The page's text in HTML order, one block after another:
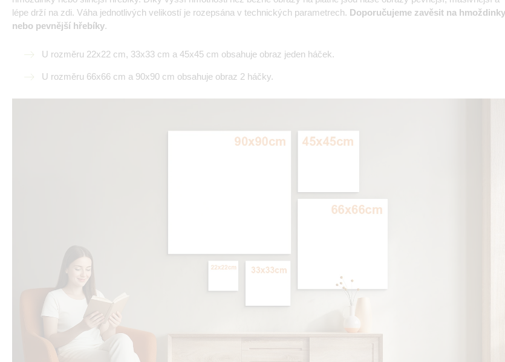
lépe drží na zdi. Váha jednotlivých velikostí je rozepsána v technických parametrech. Doporučujeme zavěsit na hmoždinky
nebo pevnější hřebíky.
U rozměru 22x22 cm, 33x33 cm a 45x45 cm obsahuje obraz jeden háček.
U rozměru 66x66 cm a 90x90 cm obsahuje obraz 2 háčky.